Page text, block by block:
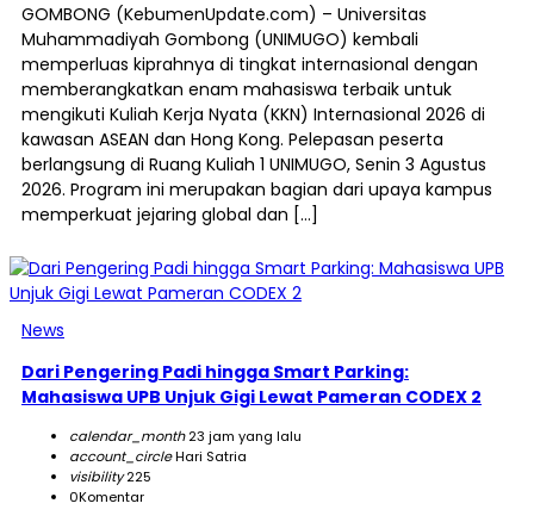
GOMBONG (KebumenUpdate.com) – Universitas
Muhammadiyah Gombong (UNIMUGO) kembali
memperluas kiprahnya di tingkat internasional dengan
memberangkatkan enam mahasiswa terbaik untuk
mengikuti Kuliah Kerja Nyata (KKN) Internasional 2026 di
kawasan ASEAN dan Hong Kong. Pelepasan peserta
berlangsung di Ruang Kuliah 1 UNIMUGO, Senin 3 Agustus
2026. Program ini merupakan bagian dari upaya kampus
memperkuat jejaring global dan […]
News
Dari Pengering Padi hingga Smart Parking:
Mahasiswa UPB Unjuk Gigi Lewat Pameran CODEX 2
calendar_month23 jam yang lalu
account_circleHari Satria
visibility225
0Komentar